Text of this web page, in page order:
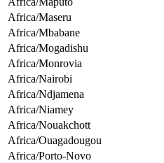
Africa/Maseru
Africa/Mbabane
Africa/Mogadishu
Africa/Monrovia
Africa/Nairobi
Africa/Ndjamena
Africa/Niamey
Africa/Nouakchott
Africa/Ouagadougou
Africa/Porto-Novo